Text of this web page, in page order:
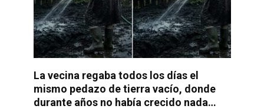
La vecina regaba todos los días el
mismo pedazo de tierra vacío, donde
durante años no había crecido nada…